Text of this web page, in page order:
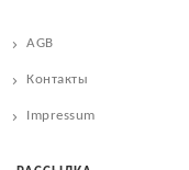
AGB
Контакты
Impressum